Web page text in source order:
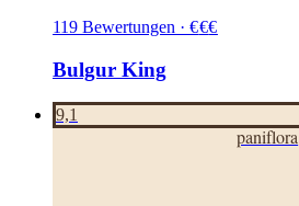
119 Bewertungen · €€€
Bulgur King
9,1
paniflora